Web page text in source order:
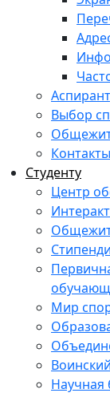
Выбор
Контакты
Студенту
Центр
Мир
Научная